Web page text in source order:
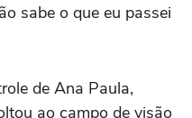
sabe o que eu passei
de Ana Paula,
ao campo de visão